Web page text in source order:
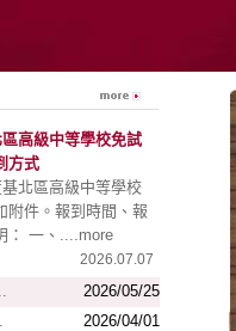
高級中等學校免試
方式
北區高級中等學校
附件。報到時間、報
： 一、....more
2026.07.07
2026/05/25
2026/04/01